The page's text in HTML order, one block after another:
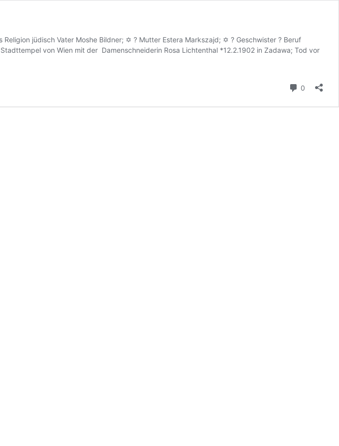
jüdisch Vater Moshe Bildner; ✡ ? Mutter Estera Markszajd; ✡ ? Geschwister ? Beruf
von Wien mit der Damenschneiderin Rosa Lichtenthal *12.2.1902 in Zadawa; Tod vor
0